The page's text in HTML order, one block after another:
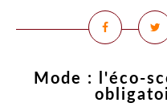
Mode : l'éco-